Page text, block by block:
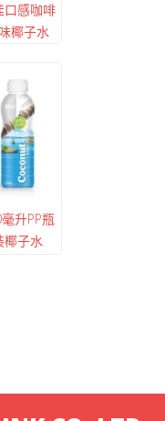
口感咖啡
椰子水
升PP瓶
椰子水